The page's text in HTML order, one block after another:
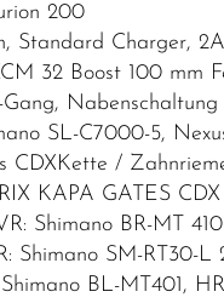
200
Standard Charger, 2A
32 Boost 100 mm
Nabenschaltung
SL-C7000-5,
CDXKette /
KAPA GATES
Shimano BR-MT
Shimano SM-RT30-
BL-MT401,